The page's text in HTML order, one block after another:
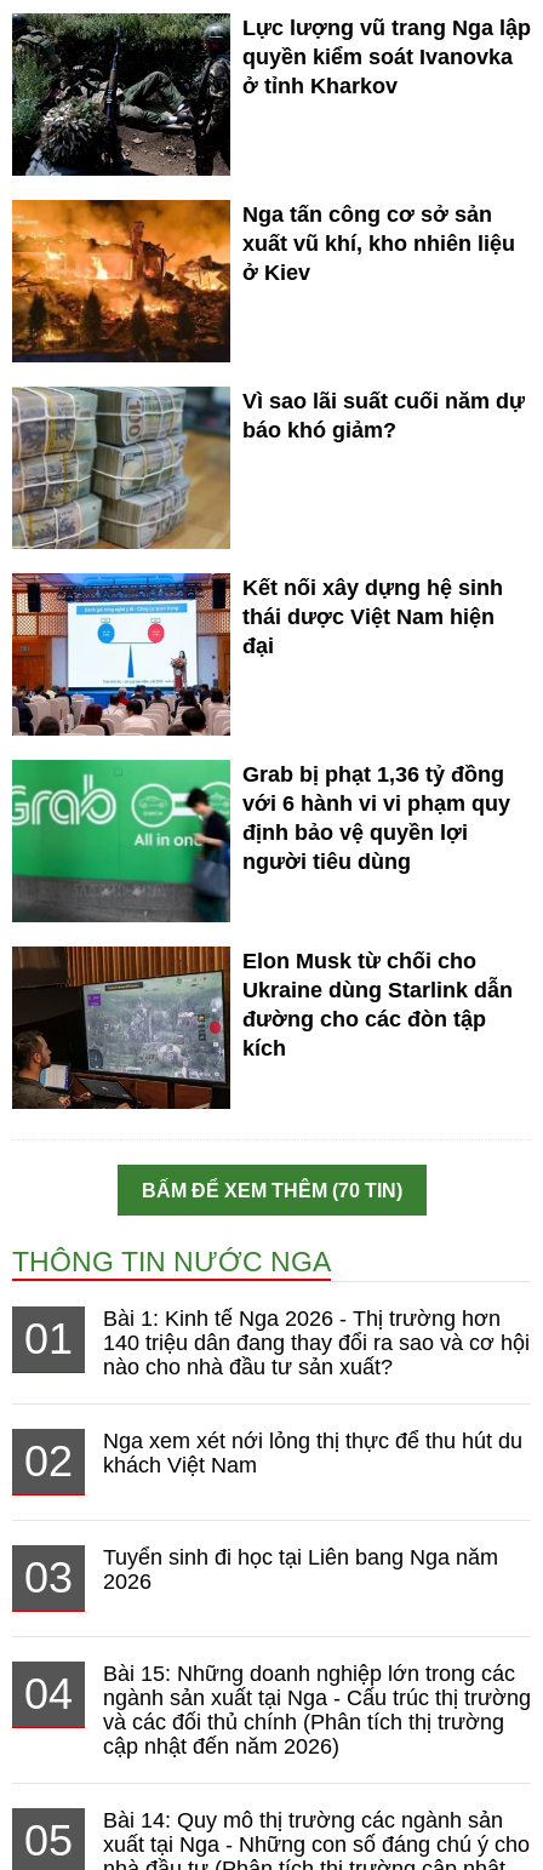
Lực lượng vũ trang Nga lập
quyền kiểm soát Ivanovka
ở tỉnh Kharkov
Nga tấn công cơ sở sản
xuất vũ khí, kho nhiên liệu
ở Kiev
Vì sao lãi suất cuối năm dự
báo khó giảm?
Kết nối xây dựng hệ sinh
thái dược Việt Nam hiện
đại
Grab bị phạt 1,36 tỷ đồng
với 6 hành vi vi phạm quy
định bảo vệ quyền lợi
người tiêu dùng
Elon Musk từ chối cho
Ukraine dùng Starlink dẫn
đường cho các đòn tập
kích
BẤM ĐỂ XEM THÊM (70 TIN)
THÔNG TIN NƯỚC NGA
01
Bài 1: Kinh tế Nga 2026 - Thị trường hơn
140 triệu dân đang thay đổi ra sao và cơ hội
nào cho nhà đầu tư sản xuất?
02
Nga xem xét nới lỏng thị thực để thu hút du
khách Việt Nam
03
Tuyển sinh đi học tại Liên bang Nga năm
2026
04
Bài 15: Những doanh nghiệp lớn trong các
ngành sản xuất tại Nga - Cấu trúc thị trường
và các đối thủ chính (Phân tích thị trường
cập nhật đến năm 2026)
05
Bài 14: Quy mô thị trường các ngành sản
xuất tại Nga - Những con số đáng chú ý cho